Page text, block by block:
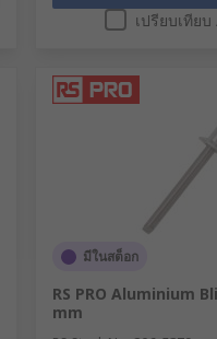
เปรียบเทีย
มีในสต็อก
RS PRO Aluminium
mm